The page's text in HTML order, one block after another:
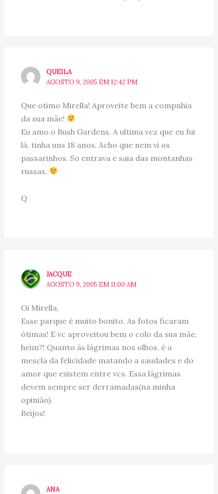
QUEILA
AGOSTO 9, 2005 EM 12:42 PM
Que otimo Mirella! Aproveite bem a compnhia
da sua mãe!
Eu amo o Bush Gardens. A ultima vez que eu fui
lá, tinha uns 18 anos. Acho que nem vi os
passarinhos. So entrava e saia das montanhas
russas.
Q
JACQUE
AGOSTO 9, 2005 EM 11:00 AM
Oi Mirella,
Esse parque é muito bonito. As fotos ficaram
ótimas! E vc aproveitou bem o colo da sua mãe,
heim?! Quanto às lágrimas nos olhos, é a
mescla da felicidade matando a saudades e do
amor que existem entre vcs. Essa lágrimas
devem sempre ser derramadas(na minha
opinião).
Beijos!
ANA